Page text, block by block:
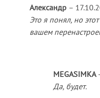
Александр –
Это я понял, но
вашем
MEGASIMKA
Да, будет.